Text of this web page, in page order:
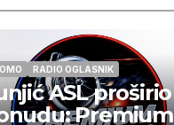
RADIO OGLASNIK
ASL proširio
Premium